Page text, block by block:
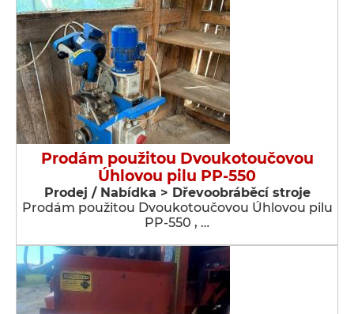
Prodám použitou Dvoukotoučovou
Úhlovou pilu PP-550
Prodej / Nabídka > Dřevoobráběcí stroje
Prodám použitou Dvoukotoučovou Úhlovou pilu
PP-550 , …